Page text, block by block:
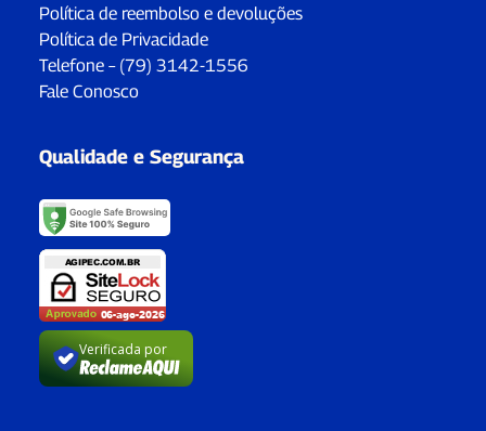
Política de reembolso e devoluções
Política de Privacidade
Telefone – (79) 3142-1556
Fale Conosco
Qualidade e Segurança
Verificada por